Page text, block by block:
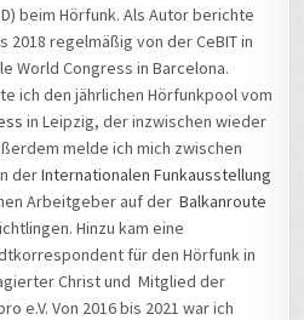
beim Hörfunk. Als Autor berichte
2018 regelmäßig von der CeBIT in
World Congress in Barcelona.
ich den jährlichen Hörfunkpool vom
in Leipzig, der inzwischen wieder
melde ich mich zwischen
derInternationalen Funkausstellung
Arbeitgeber auf derBalkanroute
Hinzu kam eine
für den Hörfunk in
Christ und Mitglied der
e.V. Von 2016 bis 2021 war ich